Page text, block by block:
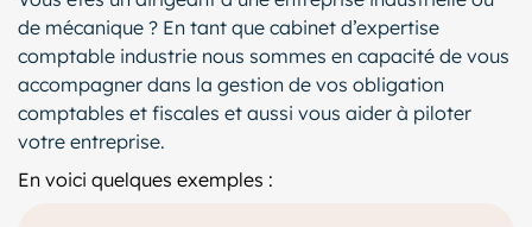
de mécanique ? En tant que cabinet d’expertise
comptable industrie nous sommes en capacité de vous
accompagner dans la gestion de vos obligation
comptables et fiscales et aussi vous aider à piloter
votre entreprise.
En voici quelques exemples :